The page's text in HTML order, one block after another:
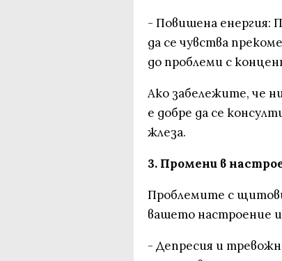
- Повишена енергия:
да се чувства
до проблеми с
Ако забележите, че
е добре да се
жлеза.
3. Промени в
Проблемите с
вашето настроение
- Депресия и